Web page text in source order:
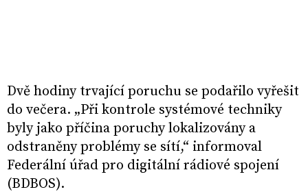
Dvě hodiny trvající poruchu se podařilo vyřešit
do večera. „Při kontrole systémové techniky
byly jako příčina poruchy lokalizovány a
odstraněny problémy se sítí,“ informoval
Federální úřad pro digitální rádiové spojení
(BDBOS).